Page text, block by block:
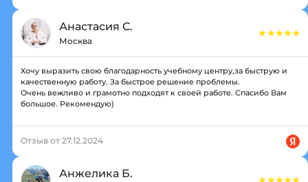
Анастасия С.
Москва
Хочу выразить свою благодарность учебному центру,за быструю и
качественную работу. За быстрое решение проблемы.
Очень вежливо и грамотно подходят к своей работе. Спасибо Вам
большое. Рекомендую)
Отзыв от 27.12.2024
Анжелика Б.